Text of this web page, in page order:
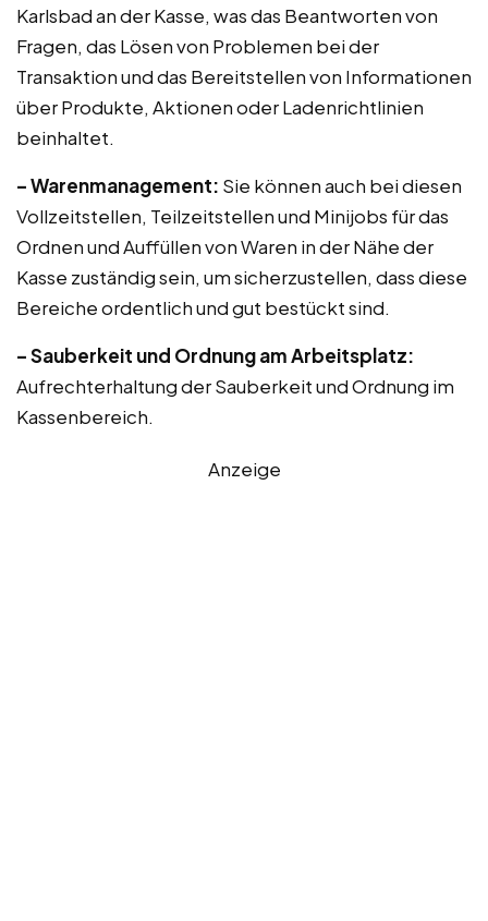
Karlsbad an der Kasse, was das Beantworten von
Fragen, das Lösen von Problemen bei der
Transaktion und das Bereitstellen von Informationen
über Produkte, Aktionen oder Ladenrichtlinien
beinhaltet.
– Warenmanagement: Sie können auch bei diesen
Vollzeitstellen, Teilzeitstellen und Minijobs für das
Ordnen und Auffüllen von Waren in der Nähe der
Kasse zuständig sein, um sicherzustellen, dass diese
Bereiche ordentlich und gut bestückt sind.
– Sauberkeit und Ordnung am Arbeitsplatz:
Aufrechterhaltung der Sauberkeit und Ordnung im
Kassenbereich.
Anzeige